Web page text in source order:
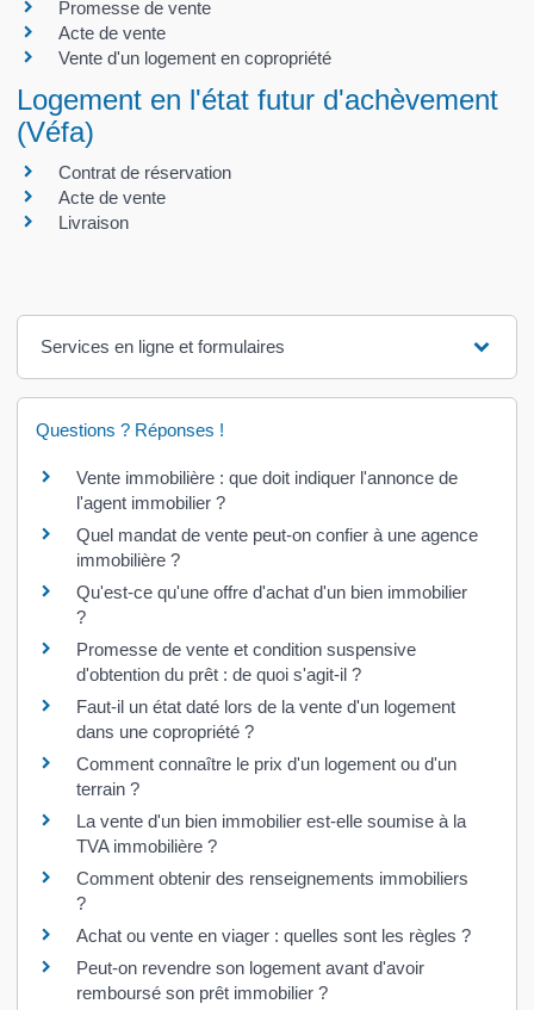
Promesse de vente
Acte de vente
Vente d'un logement en copropriété
Logement en l'état futur d'achèvement
(Véfa)
Contrat de réservation
Acte de vente
Livraison
Services en ligne et formulaires
Questions ? Réponses !
Vente immobilière : que doit indiquer l'annonce de
l'agent immobilier ?
Quel mandat de vente peut-on confier à une agence
immobilière ?
Qu'est-ce qu'une offre d'achat d'un bien immobilier
?
Promesse de vente et condition suspensive
d'obtention du prêt : de quoi s'agit-il ?
Faut-il un état daté lors de la vente d'un logement
dans une copropriété ?
Comment connaître le prix d'un logement ou d'un
terrain ?
La vente d'un bien immobilier est-elle soumise à la
TVA immobilière ?
Comment obtenir des renseignements immobiliers
?
Achat ou vente en viager : quelles sont les règles ?
Peut-on revendre son logement avant d'avoir
remboursé son prêt immobilier ?